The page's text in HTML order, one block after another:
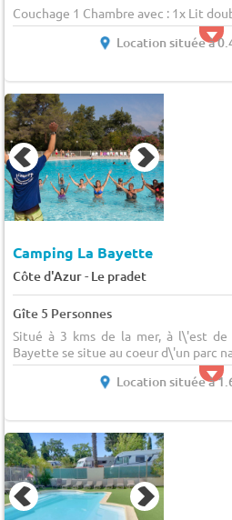
Couchage 1 Chambre avec : 1x Lit
Location située à
Camping La Bayette
Côte d'Azur- Le pradet
Gîte 5 Personnes
Situé à 3 kms de la mer, à l\'est de
Bayette se situe au coeur d\'un parc
Location située à